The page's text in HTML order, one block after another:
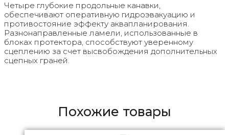
Четыре глубокие продольные канавки,
обеспечивают оперативную гидроэвакуацию и
противостояние эффекту аквапланирования.
Разнонаправленные ламели, использованные в
блоках протектора, способствуют уверенному
сцеплению за счет высвобождения дополнительных
сцепных граней.
Похожие товары